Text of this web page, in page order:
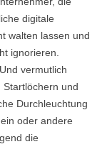
digitale
walten lassen und
ignorieren.
vermutlich
und
Durchleuchtung
oder andere
die